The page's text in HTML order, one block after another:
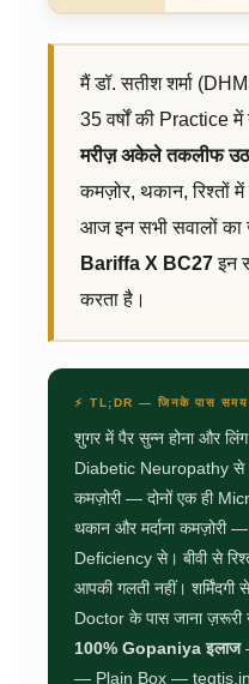
मैं डॉ. सतीश शर्मा
35 वर्षों की Practice
मरीज़ अकेले तकलीफ
कमज़ोर, थकान, रिश्तों
आज इन सभी सवालों का
Bariffa X BC27इन
करता है।
⚡ TL;DR — जिनके पास
शुगर में पैर सुन्न होना और
Diabetic Neuropathy से
कमज़ोरी — दोनों एक ही
थकान और मर्दाना कमज़ोरी
Deficiency से। बीवी से
आपकी गलती नहीं।
Doctor के पास जाना
100% Gopaniya इलाज
— Plain Box —